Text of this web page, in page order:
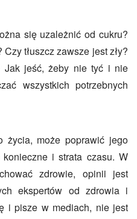
się uzależnić od cukru?
tłuszcz zawsze jest zły?
Jak jeść, żeby nie tyć i nie
wszystkich potrzebnych
życia, może poprawić jego
i strata czasu. W
zdrowie, opinii jest
ekspertów od zdrowia i
i pisze w mediach, nie jest